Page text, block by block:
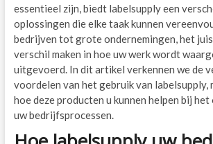
essentieel zijn, biedt labelsupply een
oplossingen die elke taak kunnen
bedrijven tot grote ondernemingen, het
verschil maken in hoe uw werk wordt
uitgevoerd. In dit artikel verkennen we de
voordelen van het gebruik van labelsupply,
hoe deze producten u kunnen helpen bij
uw bedrijfsprocessen.